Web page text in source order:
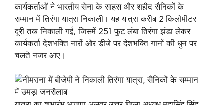
कार्यकर्ताओं ने भारतीय सेना के साहस और शहीद सैनिकों के
सम्मान में तिरंगा यात्रा निकाली। यह यात्रा करीब 2 किलोमीटर
दूरी तक निकाली गई, जिसमें 251 फुट लंबा तिरंगा झंडा लेकर
कार्यकर्ता देशभक्ति नारों और डीजे पर देशभक्ति गानों की धुन पर
चलते नजर आए।